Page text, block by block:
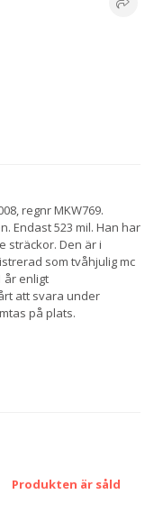
regnr MKW769.
Endast 523 mil. Han har
sträckor. Den är i
som tvåhjulig mc
år enligt
att svara under
på plats.
Produkten är såld